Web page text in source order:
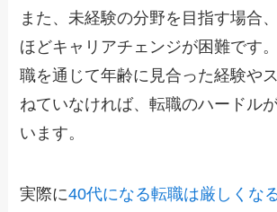
また、未経験の分野を目指す場合
ほどキャリアチェンジが困難です
職を通じて年齢に見合った経験や
ねていなければ、転職のハードル
います。
実際に40代になる転職は厳しくな